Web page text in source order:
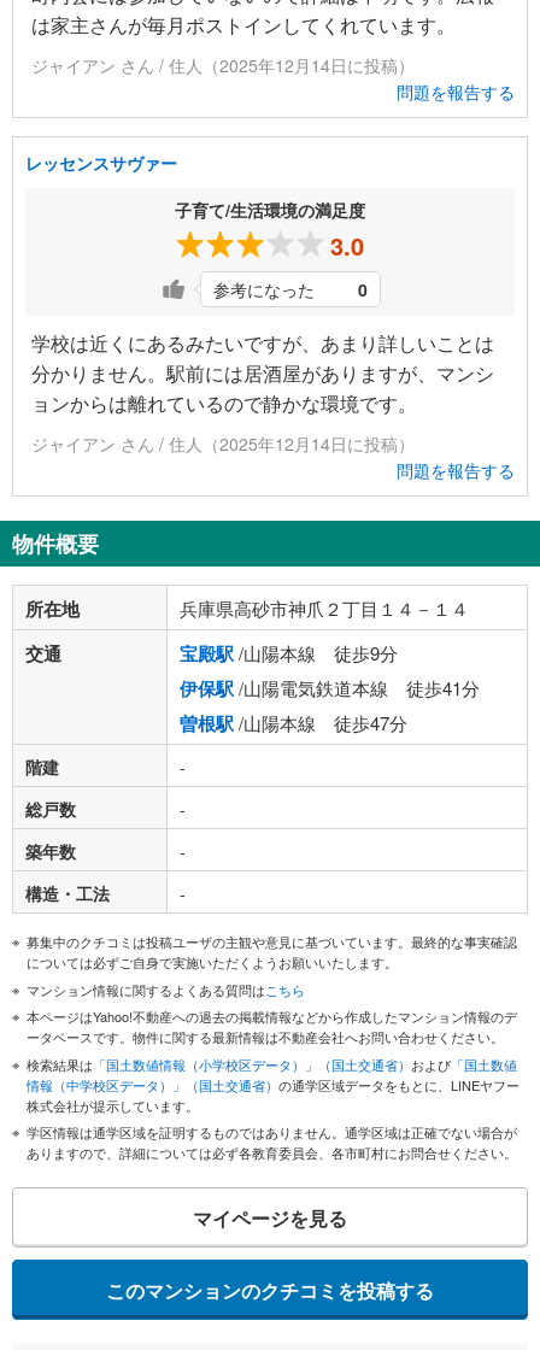
は家主さんが毎月ポストインしてくれています。
ジャイアン さん / 住人（2025年12月14日に投稿）
問題を報告する
レッセンスサヴァー
子育て/生活環境の満足度
3.0
参考になった 0
学校は近くにあるみたいですが、あまり詳しいことは
分かりません。駅前には居酒屋がありますが、マンシ
ョンからは離れているので静かな環境です。
ジャイアン さん / 住人（2025年12月14日に投稿）
問題を報告する
物件概要
所在地 兵庫県高砂市神爪２丁目１４－１４
交通 宝殿駅/山陽本線 徒歩9分
伊保駅/山陽電気鉄道本線 徒歩41分
曽根駅/山陽本線 徒歩47分
階建
-
総戸数
-
築年数
-
構造・工法
-
募集中のクチコミは投稿ユーザの主観や意見に基づいています。最終的な事実確認
については必ずご自身で実施いただくようお願いいたします。
マンション情報に関するよくある質問はこちら
本ページはYahoo!不動産への過去の掲載情報などから作成したマンション情報のデ
ータベースです。物件に関する最新情報は不動産会社へお問い合わせください。
検索結果は 「国土数値情報（小学校区データ）」（国土交通省） および 「国土数値
情報（中学校区データ）」（国土交通省） の通学区域データをもとに、LINEヤフー
株式会社が提示しています。
学区情報は通学区域を証明するものではありません。通学区域は正確でない場合が
ありますので、詳細については必ず各教育委員会、各市町村にお問合せください。
マイページを見る
このマンションのクチコミを投稿する